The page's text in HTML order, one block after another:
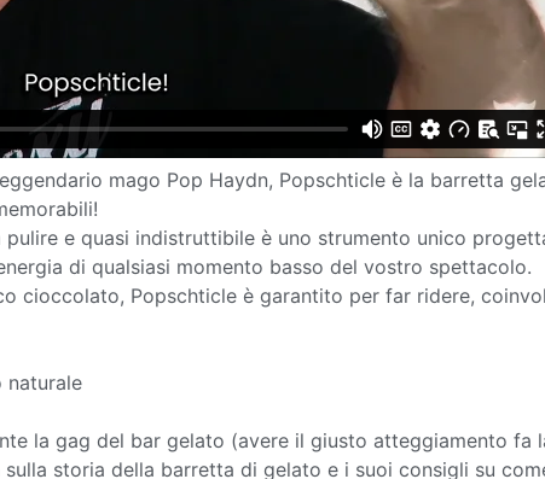
mago Pop Haydn, Popschticle è la barretta
e quasi indistruttibile è uno strumento unico
di qualsiasi momento basso del vostro spettacolo.
cioccolato, Popschticle è garantito per far ridere,
naturale
la gag del bar gelato (avere il giusto atteggiamento fa
storia della barretta di gelato e i suoi consigli su